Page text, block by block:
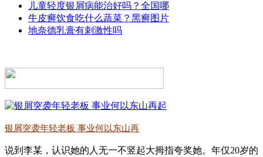
儿童轻度银屑病能治好吗？全国哪
牛皮癣饮食吃什么蔬菜？黑癣图片
地奈德乳膏有刺激性吗
银屑突袭年轻老板 事业何以东山再
说到李某，认识她的人无一不竖起大拇指夸奖她。年仅20岁的